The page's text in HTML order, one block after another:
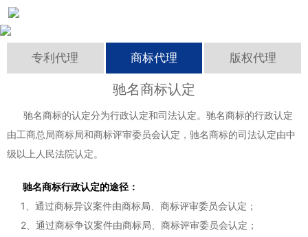
成功案例
资讯中心
联系我们
专利代理 商标代理 版权代理
驰名商标认定
驰名商标的认定分为行政认定和司法认定。驰名商标的行政认定
由工商总局商标局和商标评审委员会认定，驰名商标的司法认定由中
级以上人民法院认定。
驰名商标行政认定的途径：
1、通过商标异议案件由商标局、商标评审委员会认定；
2、通过商标争议案件由商标局、商标评审委员会认定；